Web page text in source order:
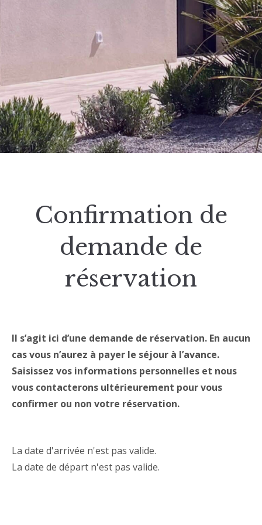
Confirmation de
demande de
réservation
Il s’agit ici d’une demande de réservation. En aucun
cas vous n’aurez à payer le séjour à l’avance.
Saisissez vos informations personnelles et nous
vous contacterons ultérieurement pour vous
confirmer ou non votre réservation.
La date d'arrivée n'est pas valide.
La date de départ n'est pas valide.